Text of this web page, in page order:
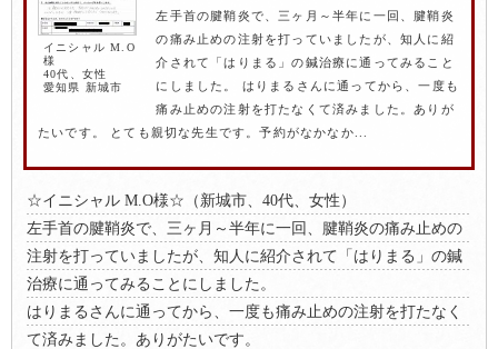
イニシャル M.O
様
40代、女性
愛知県 新城市
左手首の腱鞘炎で、三ヶ月～半年に一回、腱鞘炎
の痛み止めの注射を打っていましたが、知人に紹
介されて「はりまる」の鍼治療に通ってみること
にしました。 はりまるさんに通ってから、一度も
痛み止めの注射を打たなくて済みました。ありが
たいです。 とても親切な先生です。予約がなかなか...
☆イニシャル M.O様☆（新城市、40代、女性）
左手首の腱鞘炎で、三ヶ月～半年に一回、腱鞘炎の痛み止めの
注射を打っていましたが、知人に紹介されて「はりまる」の鍼
治療に通ってみることにしました。
はりまるさんに通ってから、一度も痛み止めの注射を打たなく
て済みました。ありがたいです。